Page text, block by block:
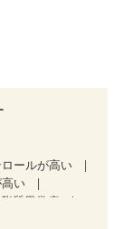
ールが高い
い
脂質異常症